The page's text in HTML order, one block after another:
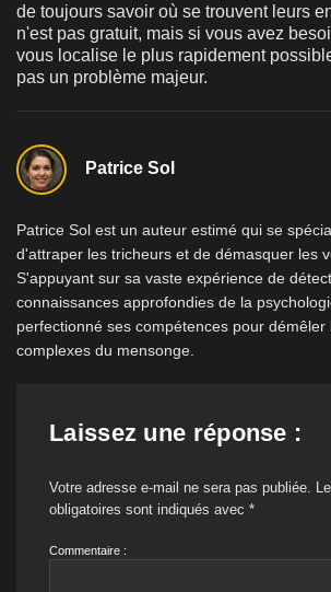
de toujours savoir où se trouvent leurs
n'est pas gratuit, mais si vous avez
vous localise le plus rapidement
pas un problème majeur.
Patrice Sol
Patrice Sol est un auteur estimé qui se
d'attraper les tricheurs et de démasquer les
S'appuyant sur sa vaste expérience de
connaissances approfondies de la
perfectionné ses compétences pour démêler
complexes du mensonge.
Laissez une réponse :
Votre adresse e-mail ne sera pas publiée.
obligatoires sont indiqués avec *
Commentaire :